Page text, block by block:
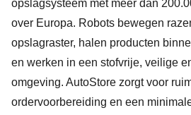
opslagsysteem met meer dan
over Europa. Robots bewegen
opslagraster, halen producten
en werken in een stofvrije, veilige
omgeving. AutoStore zorgt voor
ordervoorbereiding en een